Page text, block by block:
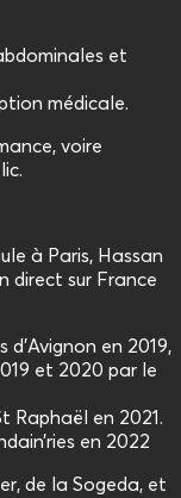
et
médicale.
voire
à Paris, Hassan
direct sur France
d’Avignon en 2019,
et 2020 par le
Raphaël en 2021.
en 2022
de la Sogeda, et